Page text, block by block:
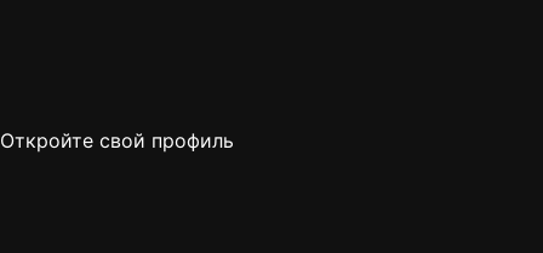
Откройте свой профиль